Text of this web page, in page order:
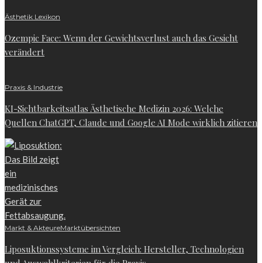
Ästhetik Lexikon
Ozempic Face: Wenn der Gewichtsverlust auch das Gesicht
verändert
Praxis & Industrie
KI-Sichtbarkeitsatlas Ästhetische Medizin 2026: Welche
Quellen ChatGPT, Claude und Google AI Mode wirklich zitieren
Markt & AkteureMarktübersichten
Liposuktionssysteme im Vergleich: Hersteller, Technologien